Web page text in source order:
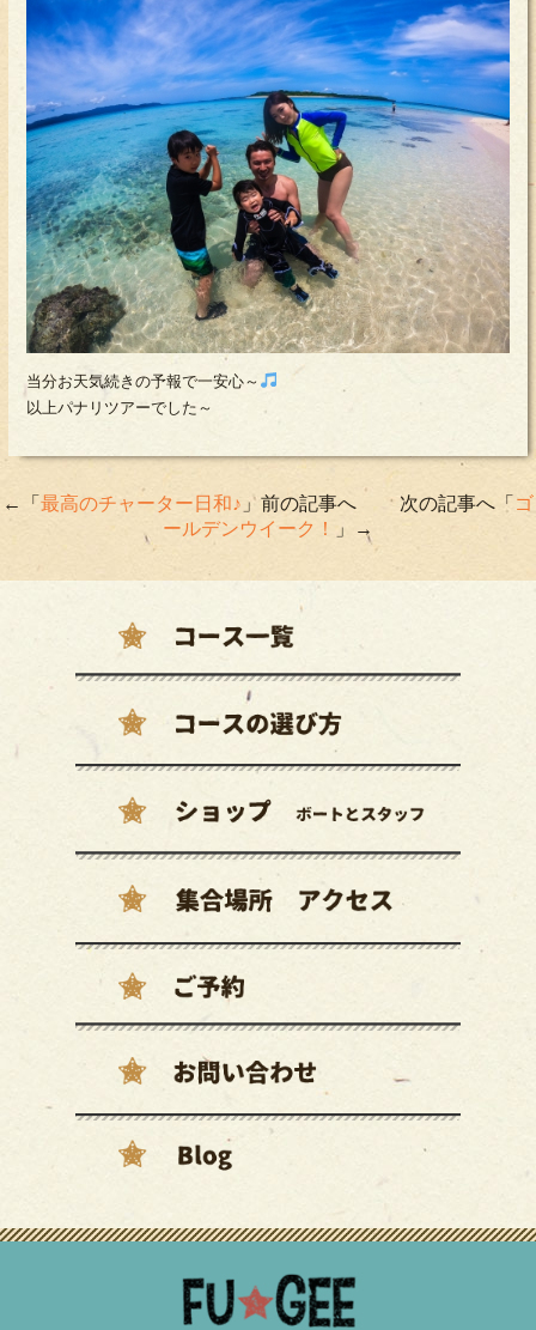
当分お天気続きの予報で一安心～
以上パナリツアーでした～
←「 最高のチャーター日和♪ 」前の記事へ 次の記事へ「 ゴ
ールデンウイーク！
」→